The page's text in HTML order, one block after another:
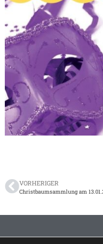
VORHERIGER
Christbaumsammlung am